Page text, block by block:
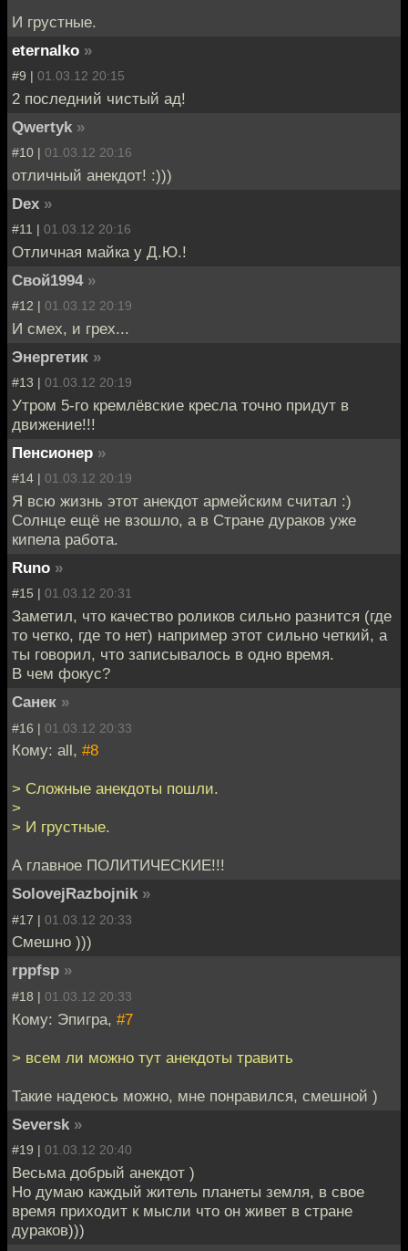
И грустные.
eternalko »
#9 | 01.03.12 20:15
2 последний чистый ад!
Qwertyk »
#10 | 01.03.12 20:16
отличный анекдот! :)))
Dex »
#11 | 01.03.12 20:16
Отличная майка у Д.Ю.!
Свой1994 »
#12 | 01.03.12 20:19
И смех, и грех...
Энергетик »
#13 | 01.03.12 20:19
Утром 5-го кремлёвские кресла точно придут в
движение!!!
Пенсионер »
#14 | 01.03.12 20:19
Я всю жизнь этот анекдот армейским считал :)
Солнце ещё не взошло, а в Стране дураков уже
кипела работа.
Runo »
#15 | 01.03.12 20:31
Заметил, что качество роликов сильно разнится (где
то четко, где то нет) например этот сильно четкий, а
ты говорил, что записывалось в одно время.
В чем фокус?
Санек »
#16 | 01.03.12 20:33
Кому: all, #8
> Сложные анекдоты пошли.
>
> И грустные.
А главное ПОЛИТИЧЕСКИЕ!!!
SolovejRazbojnik »
#17 | 01.03.12 20:33
Смешно )))
rppfsp »
#18 | 01.03.12 20:33
Кому: Эпигра, #7
> всем ли можно тут анекдоты травить
Такие надеюсь можно, мне понравился, смешной )
Seversk »
#19 | 01.03.12 20:40
Весьма добрый анекдот )
Но думаю каждый житель планеты земля, в свое
время приходит к мысли что он живет в стране
дураков)))